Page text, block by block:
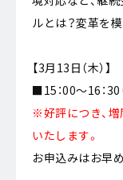
ルとは？変革を
【3月13日（木）】
■15：00～16：30
※好評につき、増
いたします。
お申込みはお早